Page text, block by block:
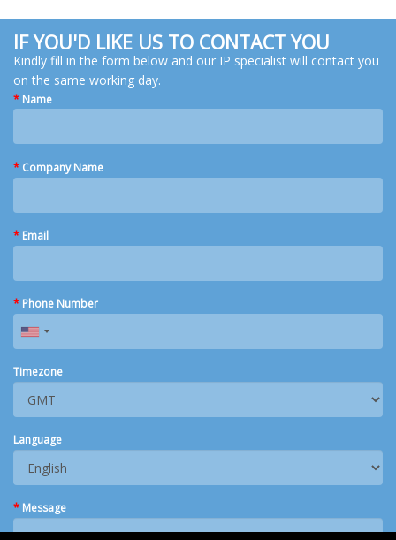
IF YOU'D LIKE US TO CONTACT YOU
Kindly fill in the form below and our IP specialist will contact you
on the same working day.
* Name
* Company Name
* Email
* Phone Number
Timezone
Language
* Message